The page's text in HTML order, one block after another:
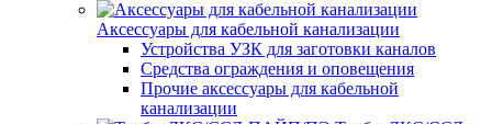
Аксессуары для кабельной канализации
Устройства УЗК для заготовки каналов
Средства ограждения и оповещения
Прочие аксессуары для кабельной
канализации